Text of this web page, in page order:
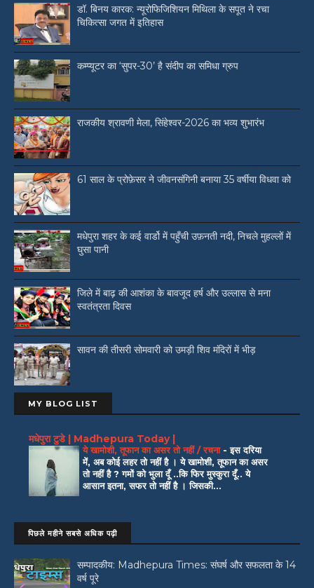
डॉ. बिनय कारक: न्यूरोफिजिशियन मिथिला के सपूत ने रचा
चिकित्सा जगत में इतिहास
कम्प्यूटर का ‘सुपर-30’ है संदीप का समिधा ग्रुप
राजकीय श्रावणी मेला, सिंहेश्वर-2026 का भव्य शुभारंभ
61 साल के प्रोफ़ेसर ने जीवनसंगिनी बनाया 35 वर्षीया विधवा को
मधेपुरा शहर के कई वार्डो में पहुँची उफ़नती नदी, निचले मुहल्लों में
घुसा पानी
जिले में बाढ़ की आशंका के बावजूद हर्ष और उल्लास से मना
स्वतंत्रता दिवस
सावन की तीसरी सोमवारी को उमड़ी शिव मंदिरों में भीड़
MY BLOG LIST
मधेपुरा टुडे | Madhepura Today |
ये खामोशी, तूफान का असर तो नहीं / रचना -इस दरिया
में, अब कोई लहर तो नहीं है । ये खामोशी, तूफान का असर
तो नहीं है ? गमों को भुला दूँ ..कि फिर मुस्कुरा दूँ.. ये
आसान इतना, सफर तो नहीं है । जिसकी...
पिछले महीने सबसे अधिक पढ़ी
सम्पादकीय: Madhepura Times: संघर्ष और सफलता के 14
वर्ष पूरे